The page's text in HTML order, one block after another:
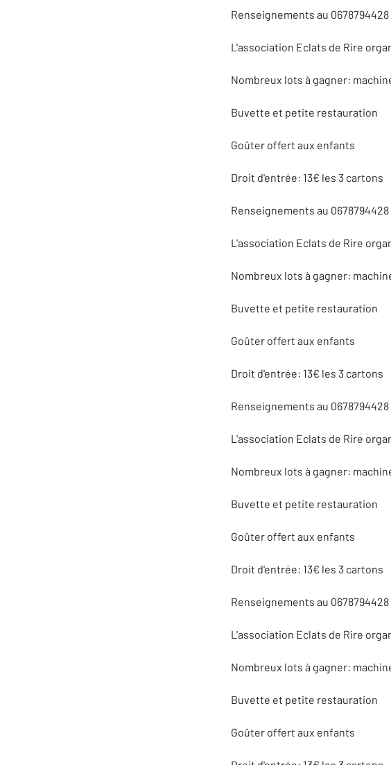
Renseignements au 0678794428
L'association Eclats de Rire
Nombreux lots à gagner:
Buvette et petite restauration
Goûter offert aux enfants
Droit d'entrée: 13€ les 3 cartons
Renseignements au 0678794428
L'association Eclats de Rire
Nombreux lots à gagner:
Buvette et petite restauration
Goûter offert aux enfants
Droit d'entrée: 13€ les 3 cartons
Renseignements au 0678794428
L'association Eclats de Rire
Nombreux lots à gagner:
Buvette et petite restauration
Goûter offert aux enfants
Droit d'entrée: 13€ les 3 cartons
Renseignements au 0678794428
L'association Eclats de Rire
Nombreux lots à gagner:
Buvette et petite restauration
Goûter offert aux enfants